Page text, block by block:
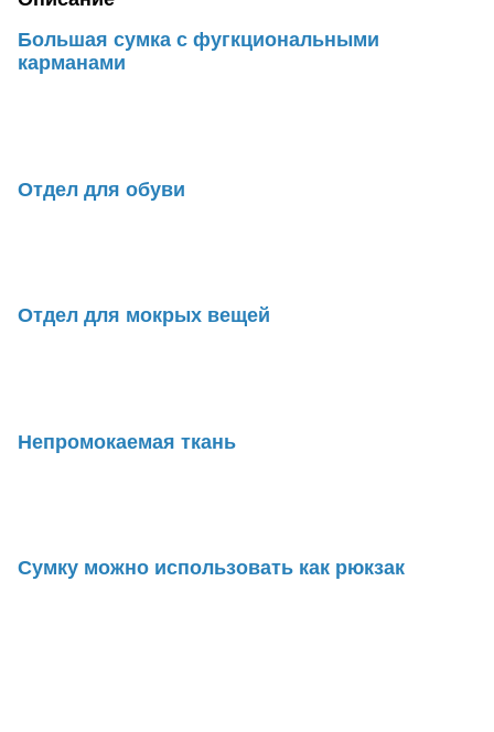
Большая сумка с фугкциональными
карманами
Отдел для обуви
Отдел для мокрых вещей
Непромокаемая ткань
Сумку можно использовать как рюкзак